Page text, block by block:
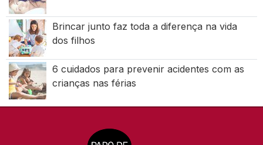
Brincar junto faz toda a diferença na vida
dos filhos
6 cuidados para prevenir acidentes com as
crianças nas férias